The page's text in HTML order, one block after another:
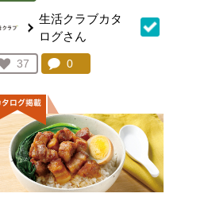
生活クラブカタ
ログさん
お気に入り登録：
37
人が登録
コメント：
0件。コメントを見る。